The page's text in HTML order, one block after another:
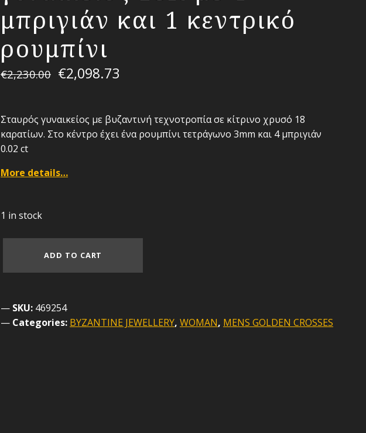
μπριγιάν και 1 κεντρικό
ρουμπίνι
€2,230.00 €2,098.73
Σταυρός γυναικείος με βυζαντινή τεχνοτροπία σε κίτρινο χρυσό 18
καρατίων. Στο κέντρο έχει ένα ρουμπίνι τετράγωνο 3mm και 4 μπριγιάν
0.02 ct
More details…
1 in stock
ADD TO CART
SKU: 469254
Categories: BYZANTINE JEWELLERY, WOMAN, MENS GOLDEN CROSSES